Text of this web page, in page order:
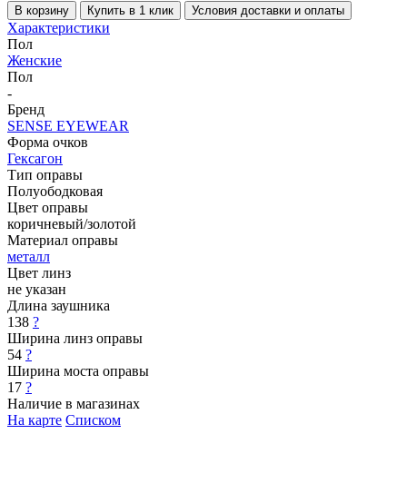
В корзину Купить в 1 клик Условия доставки и оплаты
Характеристики
Пол
Женские
Пол
-
Бренд
SENSE EYEWEAR
Форма очков
Гексагон
Тип оправы
Полуободковая
Цвет оправы
коричневый/золотой
Материал оправы
металл
Цвет линз
не указан
Длина заушника
138 ?
Ширина линз оправы
54 ?
Ширина моста оправы
17 ?
Наличие в магазинах
На карте Списком